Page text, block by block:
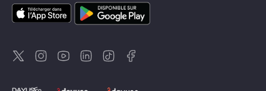
DayuseSingapour
DayuseSuède
DayuseThaïlande
DayuseNouvelle-Zélande
DayuseTurquie